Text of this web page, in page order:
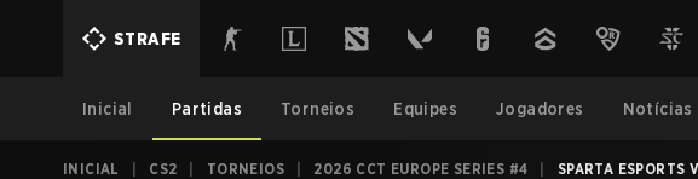
STRAFE
Inicial Partidas Torneios Equipes Jogadores Notícias
INICIAL CS2 TORNEIOS 2026 CCT EUROPE SERIES #4 SPARTA